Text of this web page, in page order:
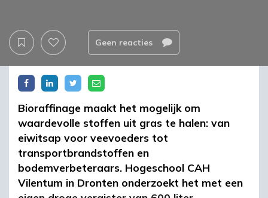
Geen reacties
Bioraffinage maakt het mogelijk om
waardevolle stoffen uit gras te halen: van
eiwitsap voor veevoeders tot
transportbrandstoffen en
bodemverbeteraars. Hogeschool CAH
Vilentum in Dronten onderzoekt het met een